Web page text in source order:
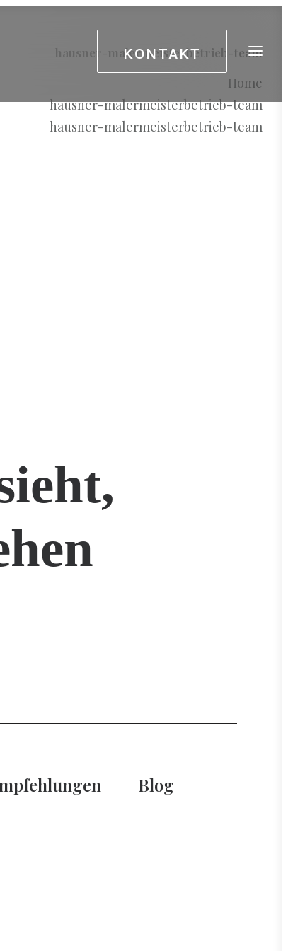
KONTAKT
hausner-malermeisterbetrieb-team
Home
hausner-malermeisterbetrieb-team
hausner-malermeisterbetrieb-team
Blog